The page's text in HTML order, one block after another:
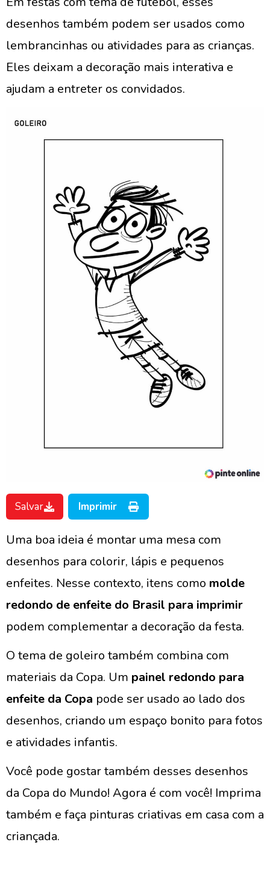
desenhos também podem ser usados como
lembrancinhas ou atividades para as crianças.
Eles deixam a decoração mais interativa e
ajudam a entreter os convidados.
Salvar Imprimir
Uma boa ideia é montar uma mesa com
desenhos para colorir, lápis e pequenos
enfeites. Nesse contexto, itens como molde
redondo de enfeite do Brasil para imprimir
podem complementar a decoração da festa.
O tema de goleiro também combina com
materiais da Copa. Um painel redondo para
enfeite da Copa pode ser usado ao lado dos
desenhos, criando um espaço bonito para fotos
e atividades infantis.
Você pode gostar também desses desenhos
da Copa do Mundo! Agora é com você! Imprima
também e faça pinturas criativas em casa com a
criançada.